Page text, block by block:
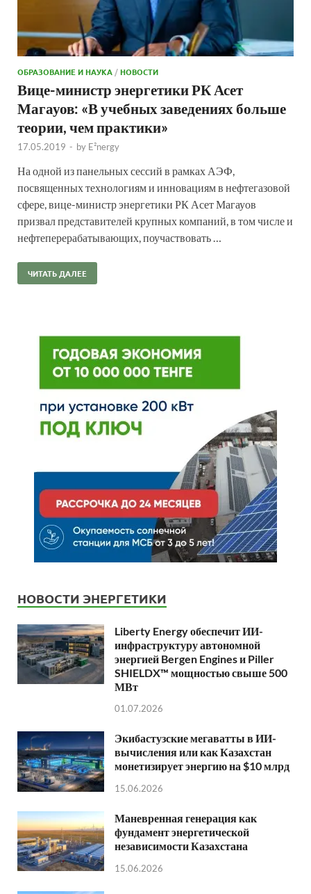
ОБРАЗОВАНИЕ И НАУКА /НОВОСТИ
Вице-министр энергетики РК Асет
Магауов: «В учебных заведениях больше
теории, чем практики»
17.05.2019 - by E²nergy
На одной из панельных сессий в рамках АЭФ,
посвященных технологиям и инновациям в нефтегазовой
сфере, вице-министр энергетики РК Асет Магауов
призвал представителей крупных компаний, в том числе и
нефтеперерабатывающих, поучаствовать …
ЧИТАТЬ ДАЛЕЕ
НОВОСТИ ЭНЕРГЕТИКИ
Liberty Energy обеспечит ИИ-
инфраструктуру автономной
энергией Bergen Engines и Piller
SHIELDX™ мощностью свыше 500
МВт
01.07.2026
Экибастузские мегаватты в ИИ-
вычисления или как Казахстан
монетизирует энергию на $10 млрд
15.06.2026
Маневренная генерация как
фундамент энергетической
независимости Казахстана
15.06.2026